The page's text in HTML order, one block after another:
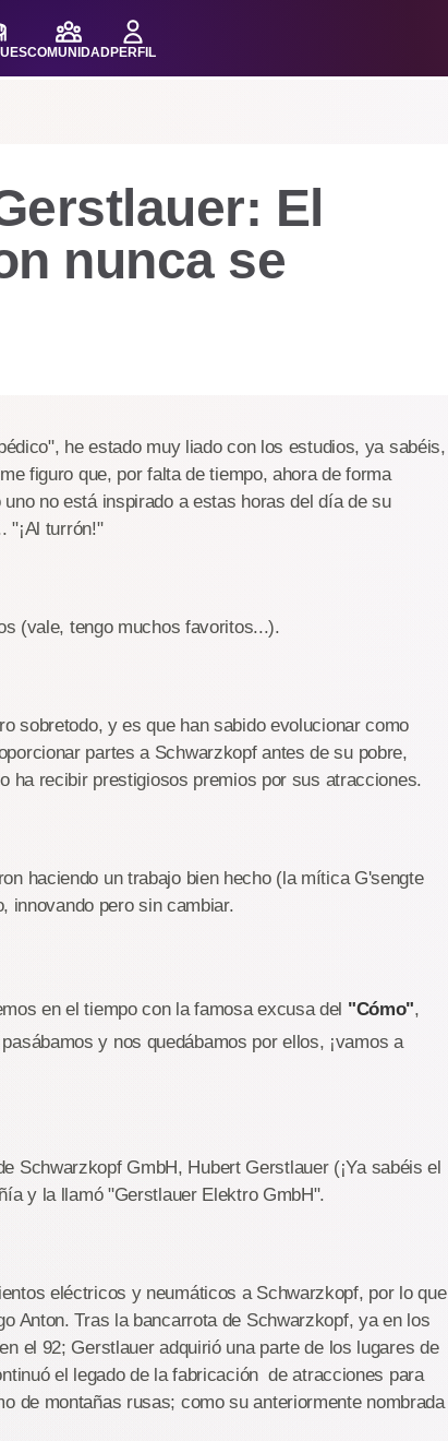
COMUNIDADPERFIL
El
nunca se
he estado muy liado con los estudios, ya sabéis,
figuro que, por falta de tiempo, ahora de forma
no está inspirado a estas horas del día de su
"¡Al turrón!"
(vale, tengo muchos favoritos...).
sobretodo, y es que han sabido evolucionar como
partes a Schwarzkopf antes de su pobre,
ha recibir prestigiosos premios por sus atracciones.
haciendo un trabajo bien hecho (la mítica G'sengte
innovando pero sin cambiar.
en el tiempo con la famosa excusa del "Cómo",
y nos quedábamos por ellos, ¡vamos a
Schwarzkopf GmbH, Hubert Gerstlauer (¡Ya sabéis el
y la llamó "Gerstlauer Elektro GmbH".
eléctricos y neumáticos a Schwarzkopf, por lo que
Anton. Tras la bancarrota de Schwarzkopf, ya en los
el 92; Gerstlauer adquirió una parte de los lugares de
el legado de la fabricación de atracciones para
de montañas rusas; como su anteriormente nombrada